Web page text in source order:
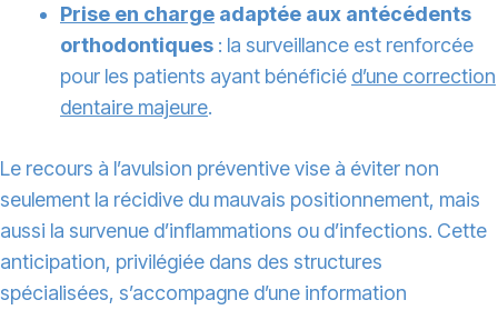
Prise en charge adaptée aux antécédents
orthodontiques : la surveillance est renforcée
pour les patients ayant bénéficié d’une correction
dentaire majeure.
Le recours à l’avulsion préventive vise à éviter non
seulement la récidive du mauvais positionnement, mais
aussi la survenue d’inflammations ou d’infections. Cette
anticipation, privilégiée dans des structures
spécialisées, s’accompagne d’une information